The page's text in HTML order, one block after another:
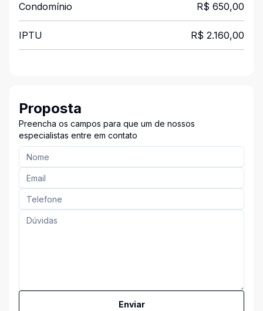
Condomínio R$ 650,00
IPTU R$ 2.160,00
Proposta
Preencha os campos para que um de nossos
especialistas entre em contato
Enviar